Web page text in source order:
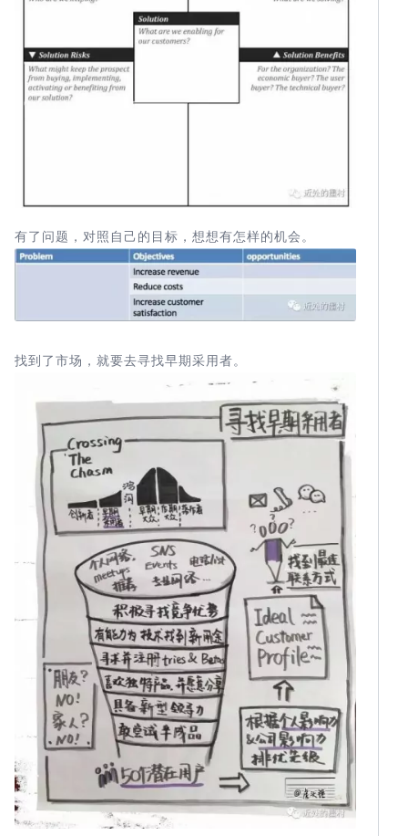
有了问题，对照自己的目标，想想有怎样的机会。
找到了市场，就要去寻找早期采用者。